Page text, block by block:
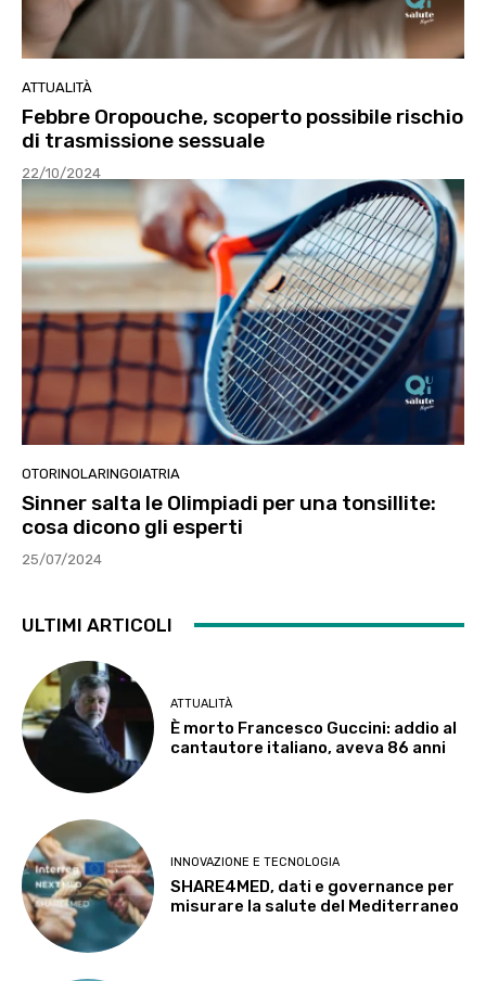
ATTUALITÀ
Febbre Oropouche, scoperto possibile rischio
di trasmissione sessuale
22/10/2024
OTORINOLARINGOIATRIA
Sinner salta le Olimpiadi per una tonsillite:
cosa dicono gli esperti
25/07/2024
ULTIMI ARTICOLI
ATTUALITÀ
È morto Francesco Guccini: addio al
cantautore italiano, aveva 86 anni
INNOVAZIONE E TECNOLOGIA
SHARE4MED, dati e governance per
misurare la salute del Mediterraneo